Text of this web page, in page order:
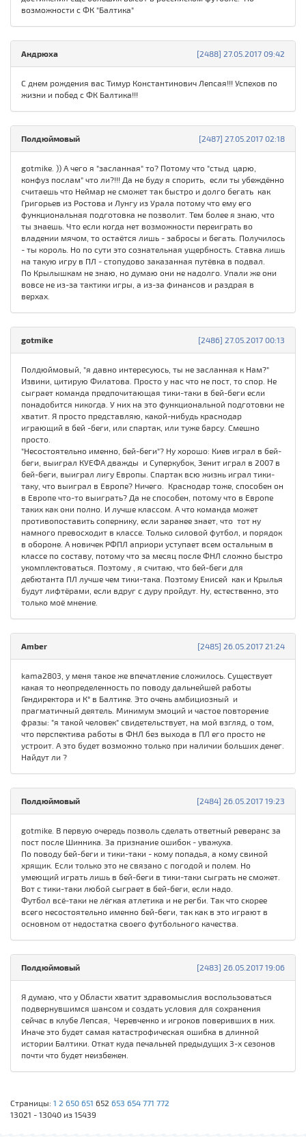
возможности с ФК "Балтика"
[2488] 27.05.2017 09:42
Андрюха
С днем рождения вас Тимур Константинович Лепсая!!! Успехов по
жизни и побед с ФК Балтика!!!
[2487] 27.05.2017 02:18
Полдюймовый
gotmike. )) А чего я "засланная" то? Потому что "стыд царю,
конфуз послам" что ли?!!! Да не буду я спорить, если ты убеждённо
считаешь что Неймар не сможет так быстро и долго бегать как
Григорьев из Ростова и Лунгу из Урала потому что ему его
функциональная подготовка не позволит. Тем более я знаю, что
ты знаешь. Что если когда нет возможности переиграть во
владении мячом, то остаётся лишь - забросы и бегать. Получилось
- ты король. Но по сути это сознательная ущербность. Ставка лишь
на такую игру в ПЛ - стопудово заказанная путёвка в подвал.
По Крылышкам не знаю, но думаю они не надолго. Упали же они
вовсе не из-за тактики игры, а из-за финансов и раздрая в
верхах.
[2486] 27.05.2017 00:13
gotmike
Полдюймовый, "я давно интересуюсь, ты не засланная к Нам?"
Извини, цитирую Филатова. Просто у нас что не пост, то спор. Не
сыграет команда предпочитающая тики-таки в бей-беги если
понадобится никогда. У них на это функциональной подготовки не
хватит. Я просто представляю, какой-нибудь краснодар
играющий в бей -беги, или спартак, или туже барсу. Смешно
просто.
"Несостоятельно именно, бей-беги"? Ну хорошо: Киев играл в бей-
беги, выиграл КУЕФА дважды и Суперкубок, Зенит играл в 2007 в
бей-беги, выиграл лигу Европы. Спартак всю жизнь играл тики-
таку, что выиграл в Европе? Ничего. Краснодар тоже, способен он
в Европе что-то выиграть? Да не способен, потому что в Европе
таких как они полно. И лучше классом. А что команда может
противопоставить сопернику, если заранее знает, что тот ну
намного превосходит в классе. Только силовой футбол, и порядок
в обороне. А новичек РФПЛ априори уступает всем остальным в
классе по составу, потому что за месяц после ФНЛ сложно быстро
укомплектоваться. Поэтому , я считаю, что бей-беги для
дебютанта ПЛ лучше чем тики-така. Поэтому Енисей как и Крылья
будут лифтёрами, если вдруг с дуру пройдут. Ну, естественно, это
только моё мнение.
[2485] 26.05.2017 21:24
Amber
kama2803, у меня такое же впечатление сложилось. Существует
какая то неопределенность по поводу дальнейшей работы
Гендиректора и К° в Балтике. Это очень амбициозный и
прагматичный деятель. Минимум эмоций и частое повторение
фразы: "я такой человек" свидетельствует, на мой взгляд, о том,
что перспектива работы в ФНЛ без выхода в ПЛ его просто не
устроит. А это будет возможно только при наличии больших денег.
Найдут ли ?
[2484] 26.05.2017 19:23
Полдюймовый
gotmike. В первую очередь позволь сделать ответный реверанс за
пост после Шинника. За признание ошибок - уважуха.
По поводу бей-беги и тики-таки - кому попадья, а кому свиной
хрящик. Если только это не связано с погодой и полем. Но
умеющий играть лишь в бей-беги в тики-таки сыграть не сможет.
Вот с тики-таки любой сыграет в бей-беги, если надо.
Футбол всё-таки не лёгкая атлетика и не регби. Так что скорее
всего несостоятельно именно бей-беги, так как в это играют в
основном от недостатка своего футбольного качества.
[2483] 26.05.2017 19:06
Полдюймовый
Я думаю, что у Области хватит здравомыслия воспользоваться
подвернувшимся шансом и создать условия для сохранения
сейчас в клубе Лепсая, Черевченко и игроков поверивших в них.
Иначе это будет самая катастрофическая ошибка в длинной
истории Балтики. Откат куда печальней предыдущих 3-х сезонов
почти что будет неизбежен.
Страницы: 1 2 650 651 652 653 654 771 772
13021 - 13040 из 15439